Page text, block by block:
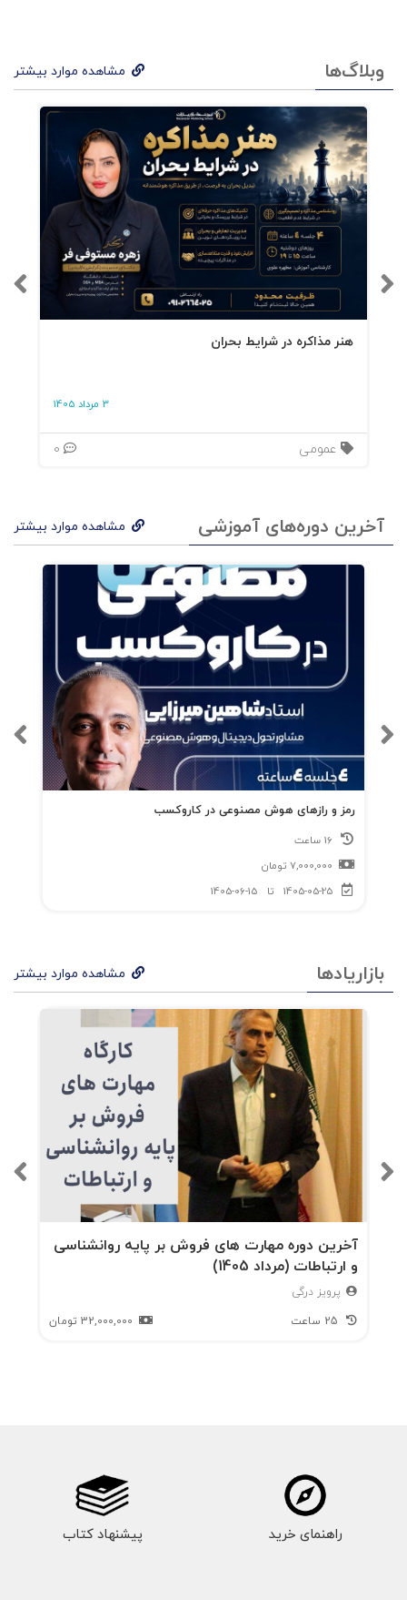
وبلاگ‌ها مشاهده موارد بیشتر
هنر مذاکره در شرایط بحران
3 مرداد 1405
عمومی
آخرین دوره‌های آموزشی مشاهده موارد بیشتر
رمز و رازهای هوش مصنوعی در کاروکسب
7,000,000 تومان
1405-05-25
تا 1405-06-15
بازاریادها مشاهده موارد بیشتر
آخرین دوره مهارت های فروش بر پایه روانشناسی
و ارتباطات (مرداد 1405)
پرویز درگی
32,000,000 تومان
راهنمای خرید پیشنهاد کتاب